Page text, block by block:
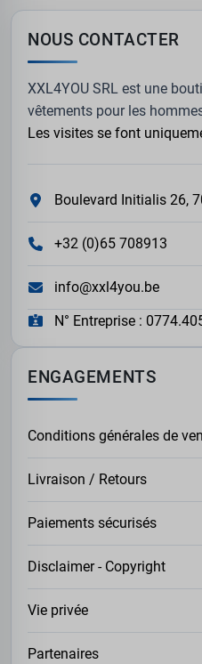
NOUS CONTACTER
XXL4YOU SRL est une
vêtements pour les
Les visites se font
Boulevard Initialis 26,
+32 (0)65 708913
info@xxl4you.be
N° Entreprise :
ENGAGEMENTS
Conditions générales de
Livraison / Retours
Paiements sécurisés
Disclaimer - Copyright
Vie privée
Partenaires